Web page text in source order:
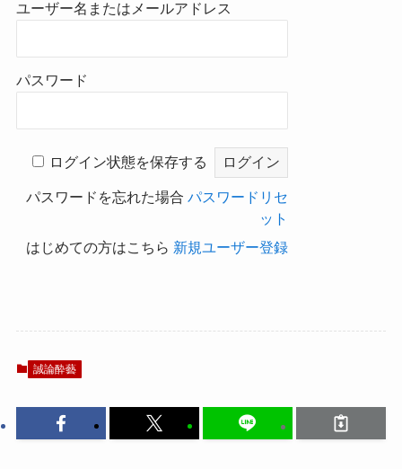
ユーザー名またはメールアドレス
パスワード
ログイン状態を保存する
パスワードを忘れた場合 パスワードリセ
ット
はじめての方はこちら 新規ユーザー登録
誠論酔藝